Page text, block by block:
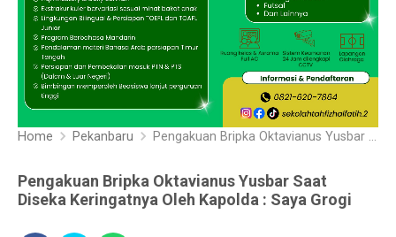
Home Pekanbaru Pengakuan Bripka Oktavianus Yusbar Saat Diseka Keringatnya Oleh Kapolda : Saya Grogi
Pengakuan Bripka Oktavianus Yusbar Saat
Diseka Keringatnya Oleh Kapolda : Saya Grogi